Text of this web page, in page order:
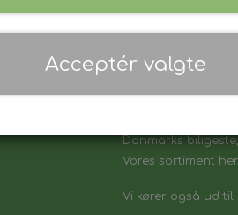
Danmarks
Vores sortiment
Vi kører også ud til
Acceptér valgte